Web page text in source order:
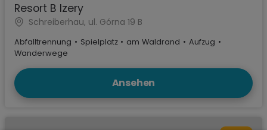
Resort B Izery
Schreiberhau, ul. Górna 19 B
Abfalltrennung • Spielplatz • am Waldrand • Aufzug •
Wanderwege
Ansehen